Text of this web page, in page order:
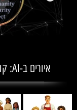
איורים ב-AI: קומיקס וספרי ילדים